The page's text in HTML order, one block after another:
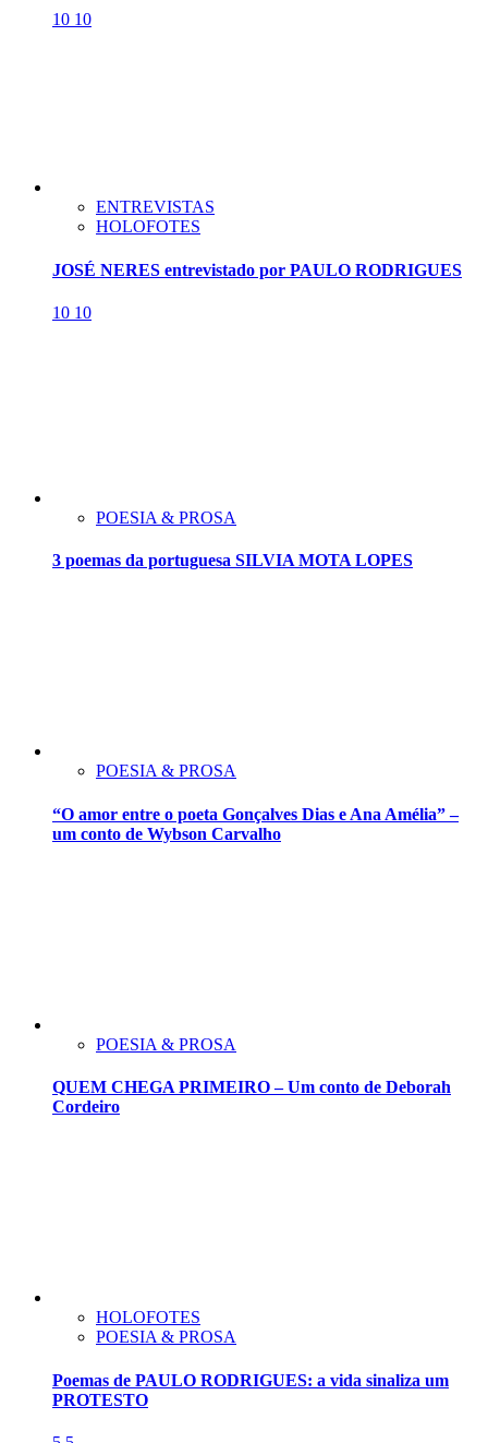
10 10
ENTREVISTAS
HOLOFOTES
JOSÉ NERES entrevistado por PAULO RODRIGUES
10 10
POESIA & PROSA
3 poemas da portuguesa SILVIA MOTA LOPES
POESIA & PROSA
“O amor entre o poeta Gonçalves Dias e Ana Amélia” –
um conto de Wybson Carvalho
POESIA & PROSA
QUEM CHEGA PRIMEIRO – Um conto de Deborah
Cordeiro
HOLOFOTES
POESIA & PROSA
Poemas de PAULO RODRIGUES: a vida sinaliza um
PROTESTO